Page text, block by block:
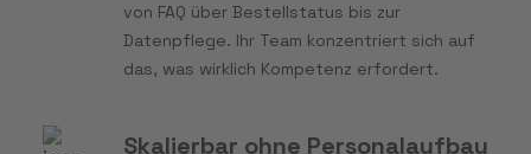
von FAQ über Bestellstatus bis zur
Datenpflege. Ihr Team konzentriert sich auf
das, was wirklich Kompetenz erfordert.
Skalierbar ohne Personalaufbau